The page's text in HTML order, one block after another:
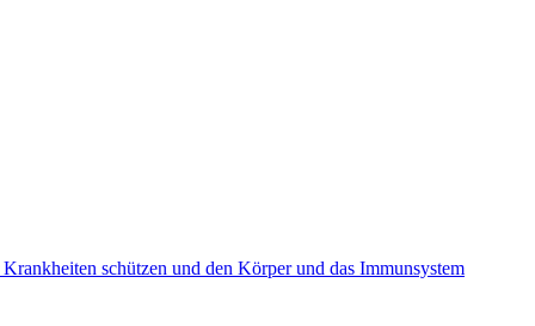
schützen und den Körper und das Immunsystem